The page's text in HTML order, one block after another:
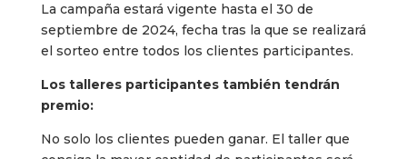
La campaña estará vigente hasta el 30 de
septiembre de 2024, fecha tras la que se realizará
el sorteo entre todos los clientes participantes.
Los talleres participantes también tendrán
premio:
No solo los clientes pueden ganar. El taller que